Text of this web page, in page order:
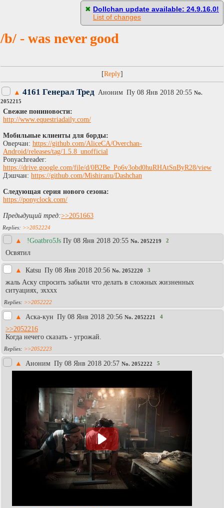
/b/ - was never good
✖ Dollchan update available: 24.9.16.0!
List of changes
[ ]
▲ 4161 Генерал Тред Аноним Пy 08 Янв 2018 20:55 No.
2052215
Свежие пониновости:
http://www.equestriadaily.com/
Мобильные клиенты для борды:
Оверчан: https://github.com/AliceCA/Overchan-
Android/releases/tag/1.5.8_unofficial
Ponyachreader:
https://drive.google.com/file/d/0B2Be_Po6v3obd0huRHAtSnByR28/view
Дэшчан: https://github.com/Mishiranu/Dashchan
Следующая серия нового сезона:
https://ponyclock.com/
Предыдущий тред:>>2051663
>>2052224
▲ !Goatbro5Js Пy 08 Янв 2018 20:55 No. 2052219 2
Освятил
▲ Каtsu Пy 08 Янв 2018 20:56 No. 2052220 3
жаль Аску спросить забыли что делать в сложных жизненных
ситуациях, эхххх
>>2052222
▲ Аска-кун Пy 08 Янв 2018 20:56 No. 2052221 4
>>2052216
Когда нечего сказать - угрожай.
>>2052223
▲ Аноним Пy 08 Янв 2018 20:57 No. 2052222 5